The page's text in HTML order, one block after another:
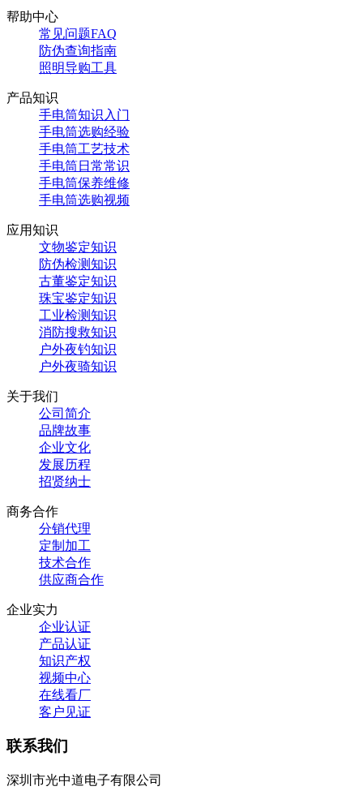
帮助中心
常见问题FAQ
防伪查询指南
照明导购工具
产品知识
手电筒知识入门
手电筒选购经验
手电筒工艺技术
手电筒日常常识
手电筒保养维修
手电筒选购视频
应用知识
文物鉴定知识
防伪检测知识
古董鉴定知识
珠宝鉴定知识
工业检测知识
消防搜救知识
户外夜钓知识
户外夜骑知识
关于我们
公司简介
品牌故事
企业文化
发展历程
招贤纳士
商务合作
分销代理
定制加工
技术合作
供应商合作
企业实力
企业认证
产品认证
知识产权
视频中心
在线看厂
客户见证
联系我们
深圳市光中道电子有限公司